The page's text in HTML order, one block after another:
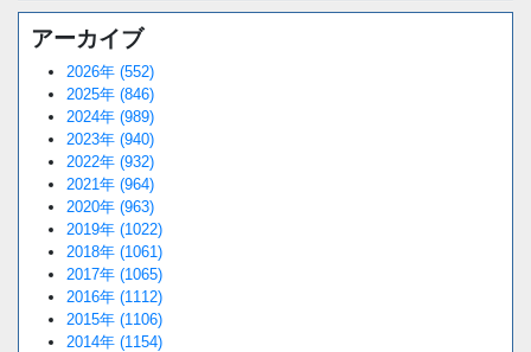
アーカイブ
2026年 (552)
2025年 (846)
2024年 (989)
2023年 (940)
2022年 (932)
2021年 (964)
2020年 (963)
2019年 (1022)
2018年 (1061)
2017年 (1065)
2016年 (1112)
2015年 (1106)
2014年 (1154)